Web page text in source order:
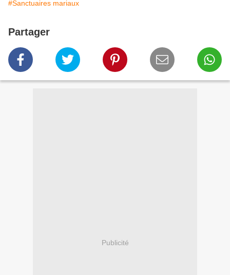
#Sanctuaires mariaux
Partager
Publicité